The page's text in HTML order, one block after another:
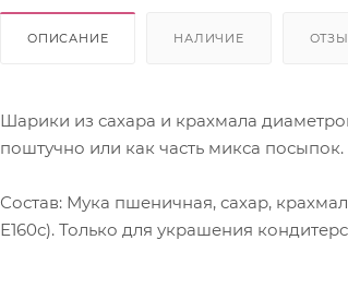
ОПИСАНИЕ НАЛИЧИЕ
Шарики из сахара и крахмала
поштучно или как часть микса посыпок.
Состав: Мука пшеничная, сахар,
Е160с). Только для украшения